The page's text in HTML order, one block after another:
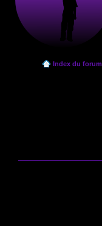
Index du forum